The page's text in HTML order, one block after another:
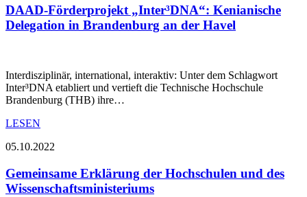
DAAD-Förderprojekt „Inter³DNA“: Kenianische
Delegation in Brandenburg an der Havel
Interdisziplinär, international, interaktiv: Unter dem Schlagwort
Inter³DNA etabliert und vertieft die Technische Hochschule
Brandenburg (THB) ihre…
LESEN
05.10.2022
Gemeinsame Erklärung der Hochschulen und des
Wissenschaftsministeriums